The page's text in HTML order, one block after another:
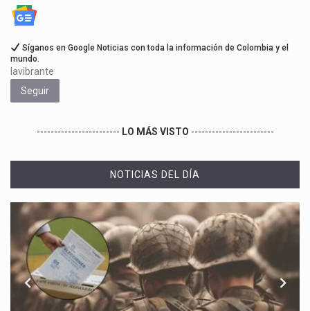
Síganos en Google Noticias con toda la información de Colombia y el
mundo.
lavibrante
Seguir
------------------------ LO MÁS VISTO ------------------------
NOTICIAS DEL DÍA